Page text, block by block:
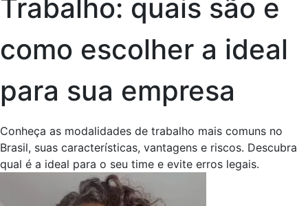
Trabalho: quais são e
como escolher a ideal
para sua empresa
Conheça as modalidades de trabalho mais comuns no
Brasil, suas características, vantagens e riscos. Descubra
qual é a ideal para o seu time e evite erros legais.